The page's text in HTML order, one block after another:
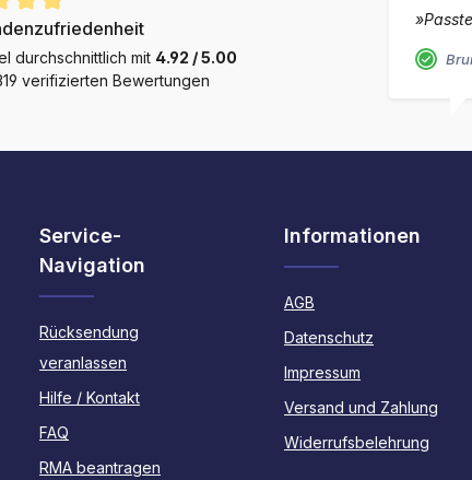
durchschnittlich mit 4.92 / 5.00
verifizierten Bewertungen
Service-
Navigation
Rücksendung
veranlassen
Hilfe / Kontakt
FAQ
RMA beantragen
Informationen
AGB
Datenschutz
Impressum
Versand und Zahlung
Widerrufsbelehrung